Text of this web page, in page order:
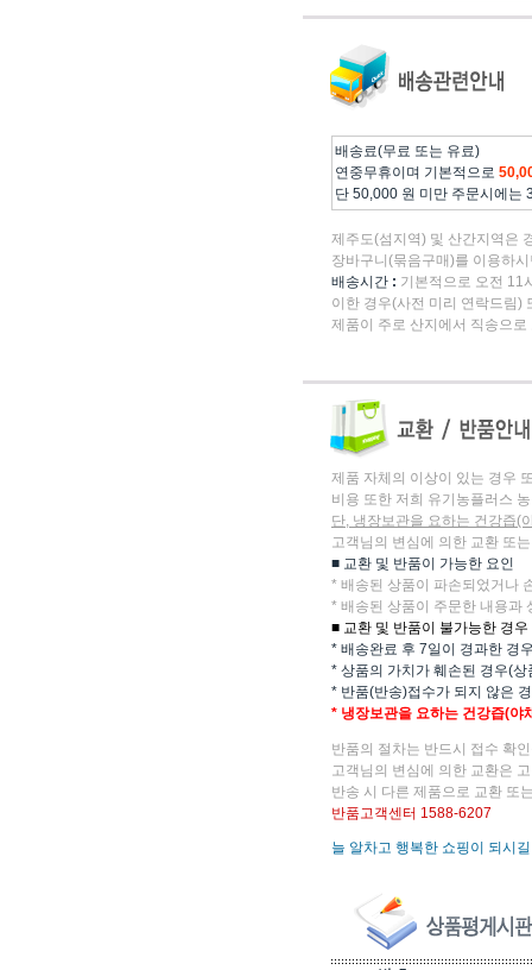
배송료(무료 또는 유료)
연중무휴이며 기본적으로
단 50,000 원 미만 주문시에는
제주도(섬지역) 및 산간지역은
장바구니(묶음구매)를 이용하
배송시간 : 기본적으로 오전 11
이한 경우(사전 미리 연락드림)
제품이 주로 산지에서 직송으
제품 자체의 이상이 있는 경우
비용 또한 저희 유기농플러스
단, 냉장보관을 요하는 건강즙(
고객님의 변심에 의한 교환 또
■ 교환 및 반품이 가능한 요인
* 배송된 상품이 파손되었거나
* 배송된 상품이 주문한 내용과
■ 교환 및 반품이 불가능한 경우
* 배송완료 후 7일이 경과한 경
* 상품의 가치가 훼손된 경우(
* 반품(반송)접수가 되지 않은
* 냉장보관을 요하는 건강즙(야
반품의 절차는 반드시 접수 확
고객님의 변심에 의한 교환은
반송 시 다른 제품으로 교환 또
반품고객센터 1588-6207
늘 알차고 행복한 쇼핑이 되시